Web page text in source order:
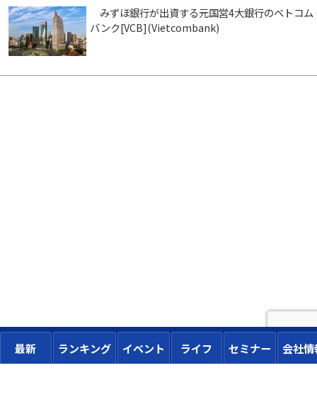
みずほ銀行が出資する元国営4大銀行のベトコム
バンク[VCB](Vietcombank)
最新 ランキング イベント ライフ セミナー 会社